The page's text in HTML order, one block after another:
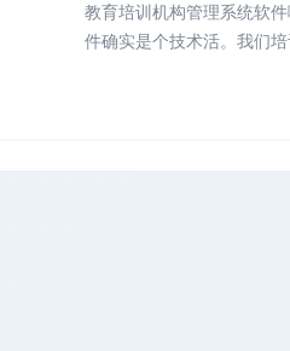
教育培训机构管理系统软
件确实是个技术活。我们培